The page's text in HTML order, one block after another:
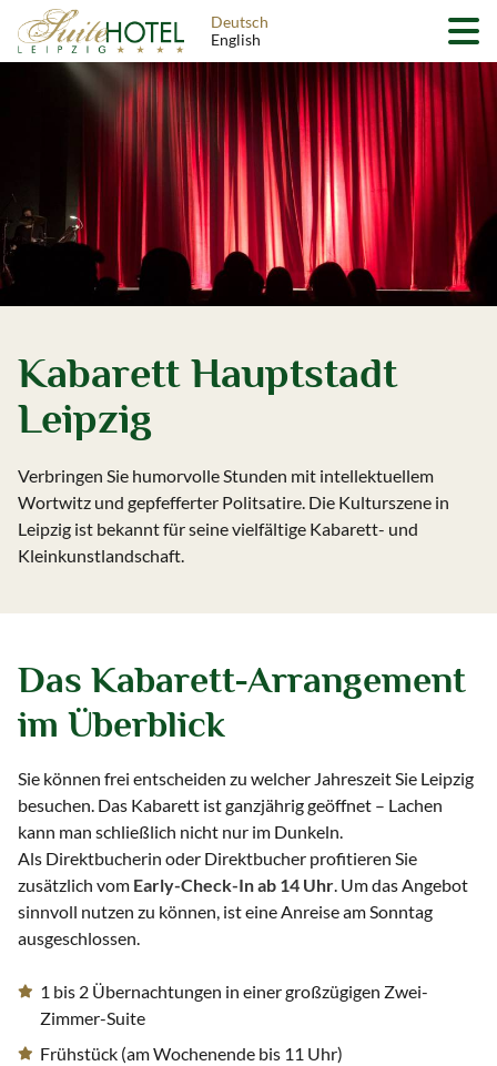
Deutsch
English
Kabarett Hauptstadt
Leipzig
Verbringen Sie humorvolle Stunden mit intellektuellem
Wortwitz und gepfefferter Politsatire. Die Kulturszene in
Leipzig ist bekannt für seine vielfältige Kabarett- und
Kleinkunstlandschaft.
Das Kabarett-Arrangement
im Überblick
Sie können frei entscheiden zu welcher Jahreszeit Sie Leipzig
besuchen. Das Kabarett ist ganzjährig geöffnet – Lachen
kann man schließlich nicht nur im Dunkeln.
Als Direktbucherin oder Direktbucher profitieren Sie
zusätzlich vom Early-Check-In ab 14 Uhr. Um das Angebot
sinnvoll nutzen zu können, ist eine Anreise am Sonntag
ausgeschlossen.
1 bis 2 Übernachtungen in einer großzügigen Zwei-
Zimmer-Suite
Frühstück (am Wochenende bis 11 Uhr)